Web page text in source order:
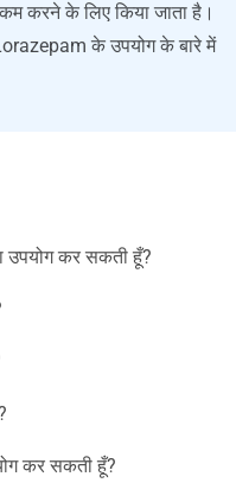
करने के लिए किया जाता है।
के उपयोग के बारे में
उपयोग कर सकती हूँ?
कर सकती हूँ?